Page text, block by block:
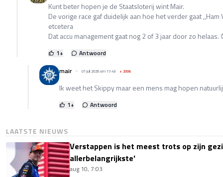
Kunt beter hopen je de Staatsloterij wint Mair.
De vorige race gaf duidelijk aan hoe het verder gaat ,,Ham
etcetera
Dat accu management gaat nog 2 of 3 jaar door zo helaas.
1+
Antwoord
mair
01 juli 2026 om 17:43 +2006
Ik weet het Skippy maar een mens mag hopen
1+ Antwoord
LAATSTE NIEUWS
Verstappen is het meest trots op zijn
allerbelangrijkste'
aug 10, 7:03